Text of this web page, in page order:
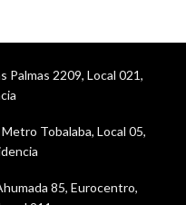
Palmas 2209, Local 021,
Tobalaba, Local 05,
85, Eurocentro,